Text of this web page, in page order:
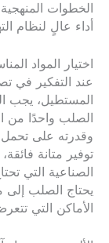
الخطوات
أداء عالٍ لنظام
اختيار المواد
عند التفكير في
المستطيل، يجب
الصلب واحدًا من
وقدرته على
توفير متانة
الصناعية التي
يحتاج الصلب
الأماكن التي